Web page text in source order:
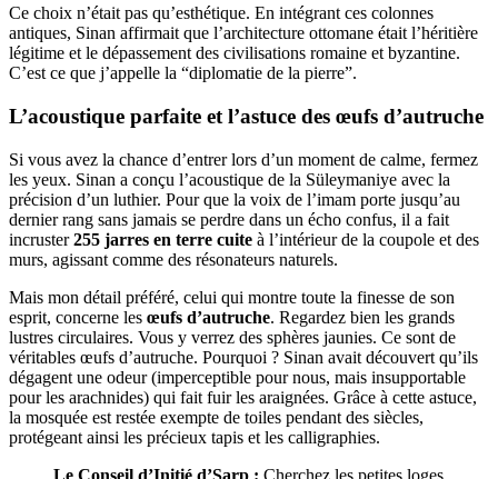
Ce choix n’était pas qu’esthétique. En intégrant ces colonnes
antiques, Sinan affirmait que l’architecture ottomane était l’héritière
légitime et le dépassement des civilisations romaine et byzantine.
C’est ce que j’appelle la “diplomatie de la pierre”.
L’acoustique parfaite et l’astuce des œufs d’autruche
Si vous avez la chance d’entrer lors d’un moment de calme, fermez
les yeux. Sinan a conçu l’acoustique de la Süleymaniye avec la
précision d’un luthier. Pour que la voix de l’imam porte jusqu’au
dernier rang sans jamais se perdre dans un écho confus, il a fait
incruster255 jarres en terre cuite à l’intérieur de la coupole et des
murs, agissant comme des résonateurs naturels.
Mais mon détail préféré, celui qui montre toute la finesse de son
esprit, concerne les œufs d’autruche. Regardez bien les grands
lustres circulaires. Vous y verrez des sphères jaunies. Ce sont de
véritables œufs d’autruche. Pourquoi ? Sinan avait découvert qu’ils
dégagent une odeur (imperceptible pour nous, mais insupportable
pour les arachnides) qui fait fuir les araignées. Grâce à cette astuce,
la mosquée est restée exempte de toiles pendant des siècles,
protégeant ainsi les précieux tapis et les calligraphies.
Le Conseil d’Initié d’Sarp : Cherchez les petites loges